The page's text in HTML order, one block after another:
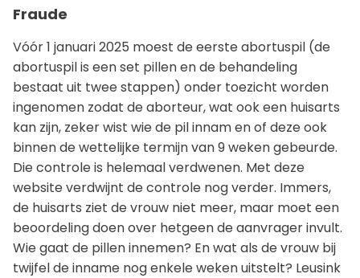
Fraude
Vóór 1 januari 2025 moest de eerste abortuspil (de
abortuspil is een set pillen en de behandeling
bestaat uit twee stappen) onder toezicht worden
ingenomen zodat de aborteur, wat ook een huisarts
kan zijn, zeker wist wie de pil innam en of deze ook
binnen de wettelijke termijn van 9 weken gebeurde.
Die controle is helemaal verdwenen. Met deze
website verdwijnt de controle nog verder. Immers,
de huisarts ziet de vrouw niet meer, maar moet een
beoordeling doen over hetgeen de aanvrager invult.
Wie gaat de pillen innemen? En wat als de vrouw bij
twijfel de inname nog enkele weken uitstelt? Leusink